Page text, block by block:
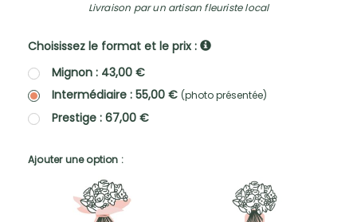
Livraison par un artisan fleuriste local
Choisissez le format et le prix :
Mignon : 43,00 €
Intermédiaire : 55,00 € (photo présentée)
Prestige : 67,00 €
Ajouter une option :